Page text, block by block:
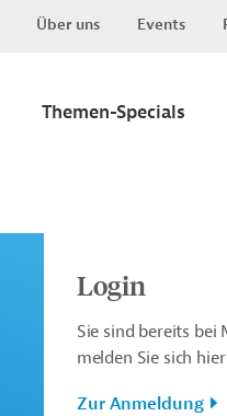
Über uns Events
Themen-Specials
Login
Sie sind bereits bei
melden Sie sich
Zur Anmeldung